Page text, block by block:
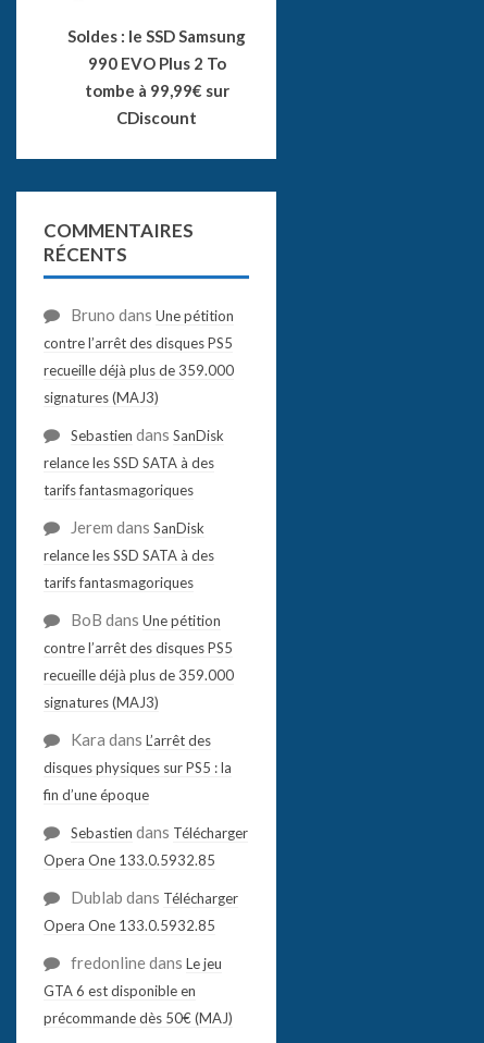
Soldes : le SSD Samsung
990 EVO Plus 2 To
tombe à 99,99€ sur
CDiscount
COMMENTAIRES
RÉCENTS
Bruno dans Une pétition
contre l’arrêt des disques PS5
recueille déjà plus de 359.000
signatures (MAJ3)
Sebastien dans SanDisk
relance les SSD SATA à des
tarifs fantasmagoriques
Jerem dans SanDisk
relance les SSD SATA à des
tarifs fantasmagoriques
BoB dans Une pétition
contre l’arrêt des disques PS5
recueille déjà plus de 359.000
signatures (MAJ3)
Kara dans L’arrêt des
disques physiques sur PS5 : la
fin d’une époque
Sebastien dans Télécharger
Opera One 133.0.5932.85
Dublab dans Télécharger
Opera One 133.0.5932.85
fredonlinedans Le jeu
GTA 6 est disponible en
précommande dès 50€ (MAJ)